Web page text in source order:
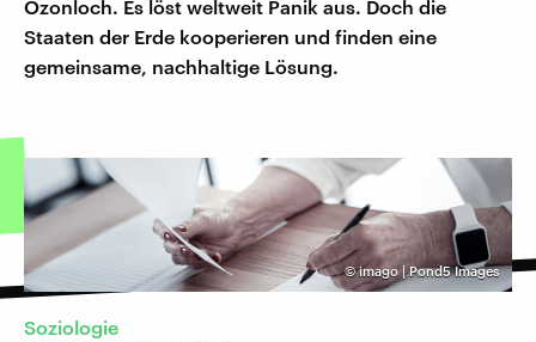
Ozonloch. Es löst weltweit Panik aus. Doch die
Staaten der Erde kooperieren und finden eine
gemeinsame, nachhaltige Lösung.
©imago | Pond5 Images
Soziologie